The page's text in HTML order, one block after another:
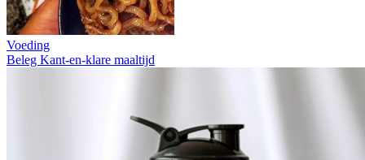
Voeding
Beleg Kant-en-klare maaltijd